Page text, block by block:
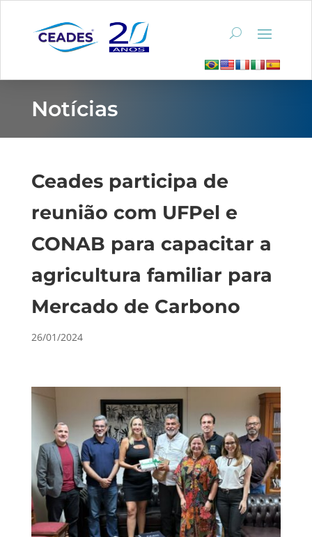
Notícias
Ceades participa de
reunião com UFPel e
CONAB para capacitar a
agricultura familiar para
Mercado de Carbono
26/01/2024